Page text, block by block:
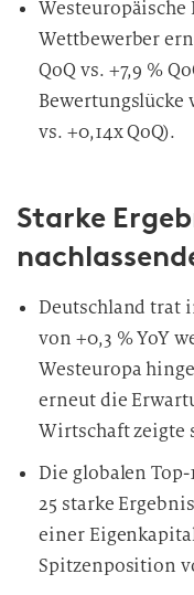
Wettbewerber
QoQ vs. +7,9 %
Bewertungslücke
vs. +0,14x QoQ).
Starke
Deutschland trat
von +0,3 % YoY
Westeuropa
erneut die
Wirtschaft zeigte
Die globalen
25 starke
einer
Spitzenposition